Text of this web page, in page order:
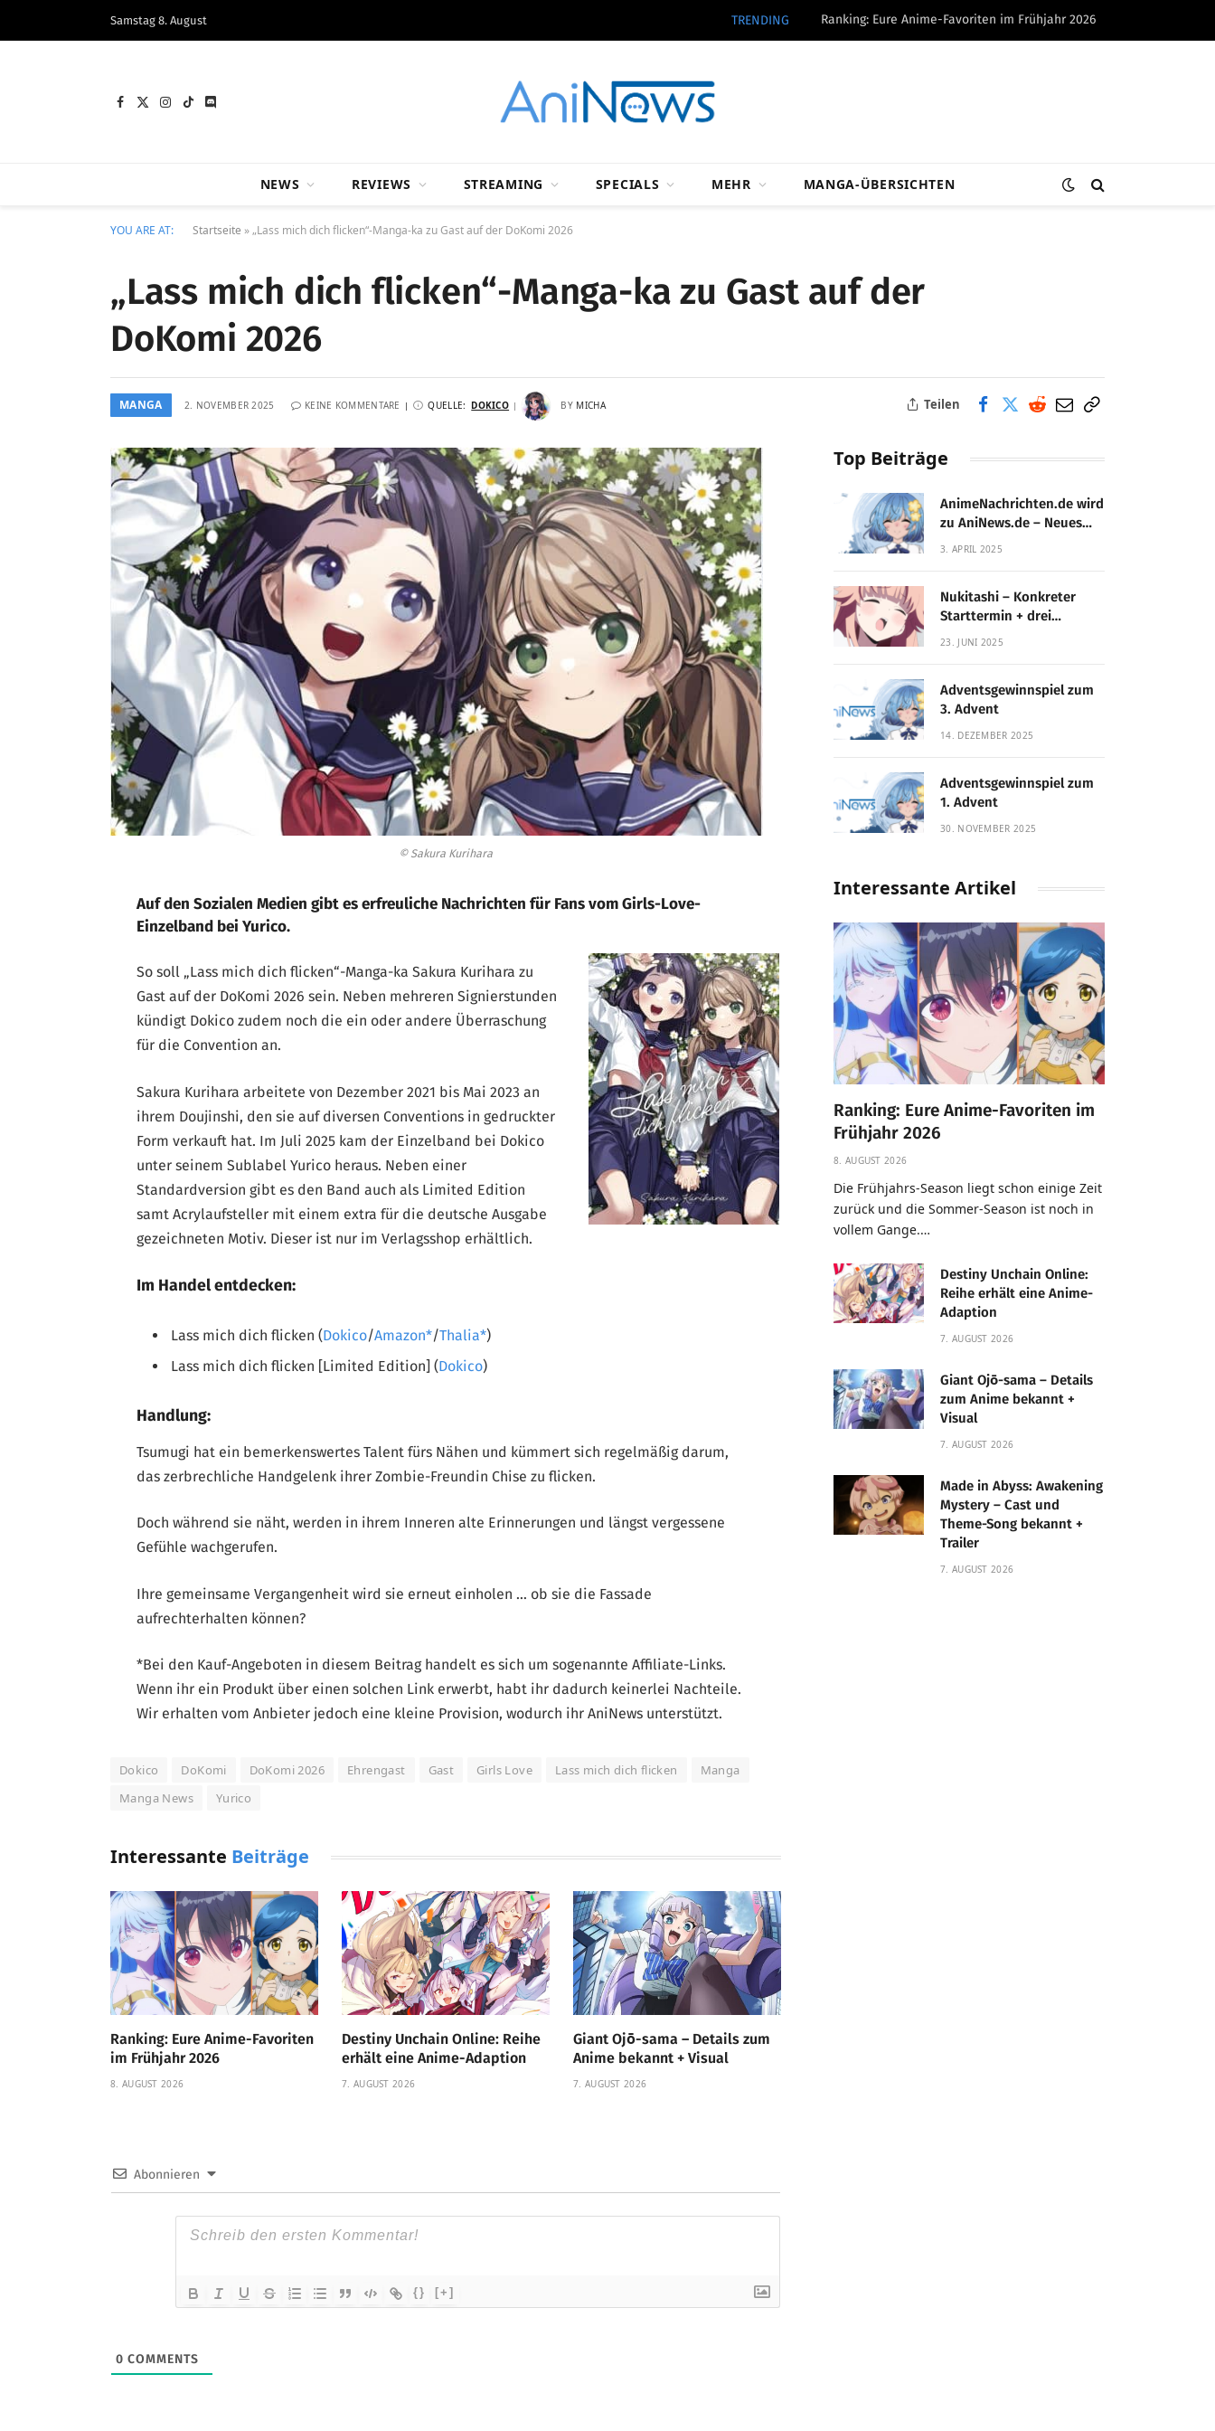
Samstag 8. August TRENDING Ranking: Eure Anime-Favoriten im Frühjahr 2026
Facebook
X
Instagram
TikTokDiscord
NEWS REVIEWS STREAMING SPECIALS MEHR MANGA-ÜBERSICHTEN
YOU ARE AT: Startseite »„Lass mich dich flicken“-Manga-ka zu Gast auf der DoKomi 2026
„Lass mich dich flicken“-Manga-ka zu Gast auf der
DoKomi 2026
MANGA 2. NOVEMBER 2025 KEINE KOMMENTARE QUELLE: DOKICO BY MICHA Teilen
© Sakura Kurihara
Auf den Sozialen Medien gibt es erfreuliche Nachrichten für Fans vom Girls-Love-
Einzelband bei Yurico.
So soll „Lass mich dich flicken“-Manga-ka Sakura Kurihara zu
Gast auf der DoKomi 2026 sein. Neben mehreren Signierstunden
kündigt Dokico zudem noch die ein oder andere Überraschung
für die Convention an.
Sakura Kurihara arbeitete von Dezember 2021 bis Mai 2023 an
ihrem Doujinshi, den sie auf diversen Conventions in gedruckter
Form verkauft hat. Im Juli 2025 kam der Einzelband bei Dokico
unter seinem Sublabel Yurico heraus. Neben einer
Standardversion gibt es den Band auch als Limited Edition
samt Acrylaufsteller mit einem extra für die deutsche Ausgabe
gezeichneten Motiv. Dieser ist nur im Verlagsshop erhältlich.
Im Handel entdecken:
Lass mich dich flicken (Dokico/Amazon /Thalia )
Lass mich dich flicken [Limited Edition] (Dokico)
Handlung:
Tsumugi hat ein bemerkenswertes Talent fürs Nähen und kümmert sich regelmäßig darum,
das zerbrechliche Handgelenk ihrer Zombie-Freundin Chise zu flicken.
Doch während sie näht, werden in ihrem Inneren alte Erinnerungen und längst vergessene
Gefühle wachgerufen.
Ihre gemeinsame Vergangenheit wird sie erneut einholen … ob sie die Fassade
aufrechterhalten können?
*Bei den Kauf-Angeboten in diesem Beitrag handelt es sich um sogenannte Affiliate-Links.
Wenn ihr ein Produkt über einen solchen Link erwerbt, habt ihr dadurch keinerlei Nachteile.
Wir erhalten vom Anbieter jedoch eine kleine Provision, wodurch ihr AniNews unterstützt.
Dokico DoKomi DoKomi 2026 Ehrengast Gast Girls Love Lass mich dich flicken
Manga
Manga News
Yurico
Interessante Beiträge
Ranking: Eure Anime-Favoriten
im Frühjahr 2026
8. AUGUST 2026
Destiny Unchain Online: Reihe
erhält eine Anime-Adaption
7. AUGUST 2026
Giant Ojō-sama – Details zum
Anime bekannt + Visual
7. AUGUST 2026
Abonnieren
{} [+]
0 COMMENTS
Top Beiträge
AnimeNachrichten.de wird
zu AniNews.de – Neues
Design, gewohnte
3. APRIL 2025
Nukitashi – Konkreter
Starttermin + drei
Fassungen enthüllt
23. JUNI 2025
Adventsgewinnspiel zum
3. Advent
14. DEZEMBER 2025
Adventsgewinnspiel zum
1. Advent
30. NOVEMBER 2025
Interessante Artikel
Ranking: Eure Anime-Favoriten im
Frühjahr 2026
8. AUGUST 2026
Die Frühjahrs-Season liegt schon einige Zeit
zurück und die Sommer-Season ist noch in
vollem Gange.…
Destiny Unchain Online:
Reihe erhält eine Anime-
Adaption
7. AUGUST 2026
Giant Ojō-sama – Details
zum Anime bekannt +
Visual
7. AUGUST 2026
Made in Abyss: Awakening
Mystery – Cast und
Theme-Song bekannt +
Trailer
7. AUGUST 2026